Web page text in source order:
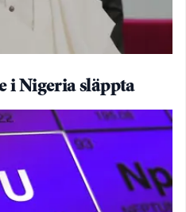
i Nigeria släppta